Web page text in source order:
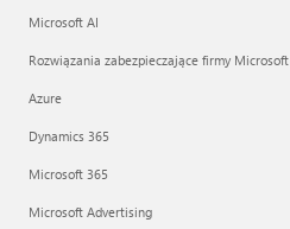
Microsoft AI
Rozwiązania zabezpieczające firmy Microsoft
Azure
Dynamics 365
Microsoft 365
Microsoft Advertising